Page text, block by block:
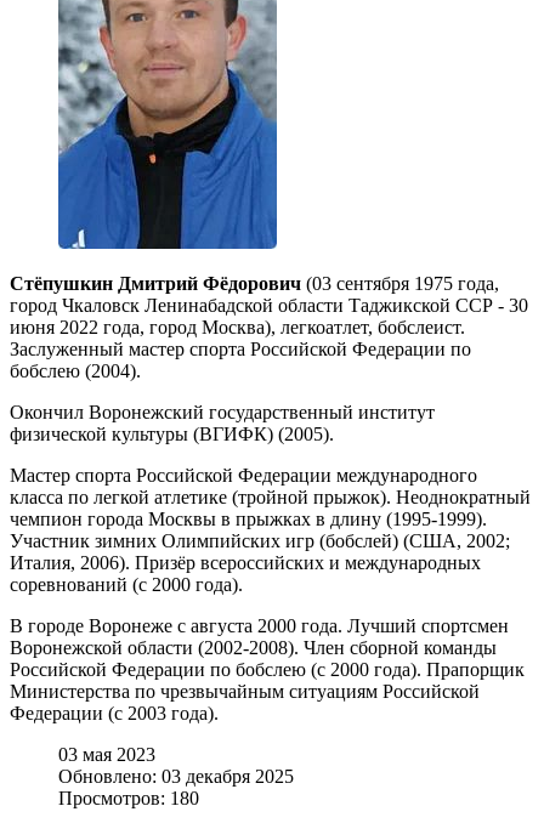
Стёпушкин Дмитрий Фёдорович (03 сентября 1975 года,
город Чкаловск Ленинабадской области Таджикской ССР - 30
июня 2022 года, город Москва), легкоатлет, бобслеист.
Заслуженный мастер спорта Российской Федерации по
бобслею (2004).
Окончил Воронежский государственный институт
физической культуры (ВГИФК) (2005).
Мастер спорта Российской Федерации международного
класса по легкой атлетике (тройной прыжок). Неоднократный
чемпион города Москвы в прыжках в длину (1995-1999).
Участник зимних Олимпийских игр (бобслей) (США, 2002;
Италия, 2006). Призёр всероссийских и международных
соревнований (с 2000 года).
В городе Воронеже с августа 2000 года. Лучший спортсмен
Воронежской области (2002-2008). Член сборной команды
Российской Федерации по бобслею (с 2000 года). Прапорщик
Министерства по чрезвычайным ситуациям Российской
Федерации (с 2003 года).
03 мая 2023
Обновлено: 03 декабря 2025
Просмотров: 180